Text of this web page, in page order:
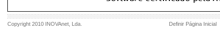
Copyright 2010 INOVAnet , Lda. Definir Página Inicial